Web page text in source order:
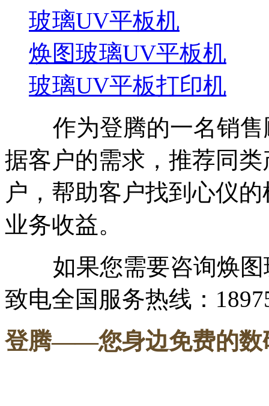
玻璃UV平板机
焕图玻璃UV平板机
玻璃UV平板打印机
作为登腾的一名销售
据客户的需求，推荐同
户，帮助客户找到心仪
业务收益。
如果您需要咨询焕图
致电全国服务热线：
登腾——您身边免费的数